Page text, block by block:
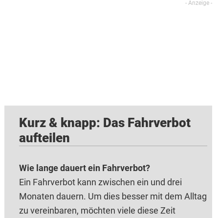
Kurz & knapp: Das Fahrverbot
aufteilen
Wie lange dauert ein Fahrverbot?
Ein Fahrverbot kann zwischen ein und drei
Monaten dauern. Um dies besser mit dem Alltag
zu vereinbaren, möchten viele diese Zeit